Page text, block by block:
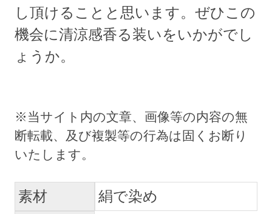
し頂けることと思います。ぜひこの
機会に清涼感香る装いをいかがでし
ょうか。
素材
絹で染め